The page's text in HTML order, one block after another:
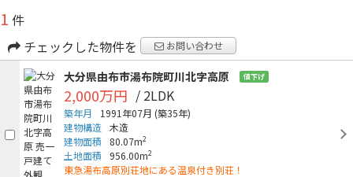
1 件
チェックした物件を
お問い合わせ
大分県由布市湯布院町川北字高原 値下げ
2,000万円 / 2LDK
築年月 1991年07月 (築35年)
建物構造 木造
建物面積
80.07m2
土地面積 956.00m2
東急湯布高原別荘地にある温泉付き別荘！